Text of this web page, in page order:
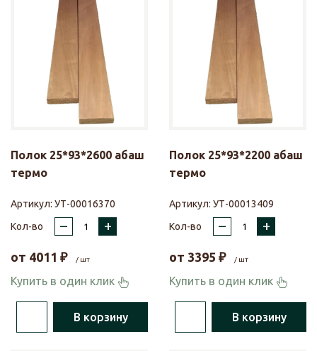
Полок 25*93*2600 абаш
термо
Артикул: УТ-00016370
Кол-во
– +
от 4011 ₽ / шт
Купить в один клик
В корзину
Полок 25*93*2200 абаш
термо
Артикул: УТ-00013409
Кол-во
– +
от 3395 ₽ / шт
Купить в один клик
В корзину